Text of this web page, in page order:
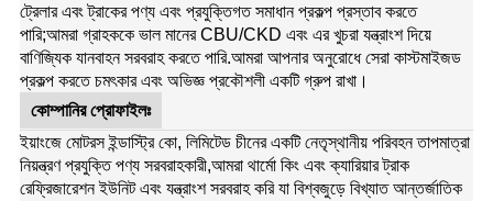
ট্রেলার এবং ট্রাকের পণ্য এবং প্রযুক্তিগত সমাধান প্রকল্প প্রস্তাব করতে
পারি;আমরা গ্রাহককে ভাল মানের CBU/CKD এবং এর খুচরা যন্ত্রাংশ দিয়ে
বাণিজ্যিক যানবাহন সরবরাহ করতে পারি.আমরা আপনার অনুরোধে সেরা কাস্টমাইজড
প্রকল্প করতে চমৎকার এবং অভিজ্ঞ প্রকৌশলী একটি গ্রুপ রাখা।
কোম্পানির প্রোফাইলঃ
ইয়াংজে মোটরস ইন্ডাস্ট্রি কো, লিমিটেড চীনের একটি নেতৃস্থানীয় পরিবহন তাপমাত্রা
নিয়ন্ত্রণ প্রযুক্তি পণ্য সরবরাহকারী,আমরা থার্মো কিং এবং ক্যারিয়ার ট্রাক
রেফ্রিজারেশন ইউনিট এবং যন্ত্রাংশ সরবরাহ করি যা বিশ্বজুড়ে বিখ্যাত আন্তর্জাতিক